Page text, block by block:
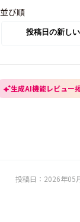
並び順
生成AI機能レビュー
投稿日： 2026年05